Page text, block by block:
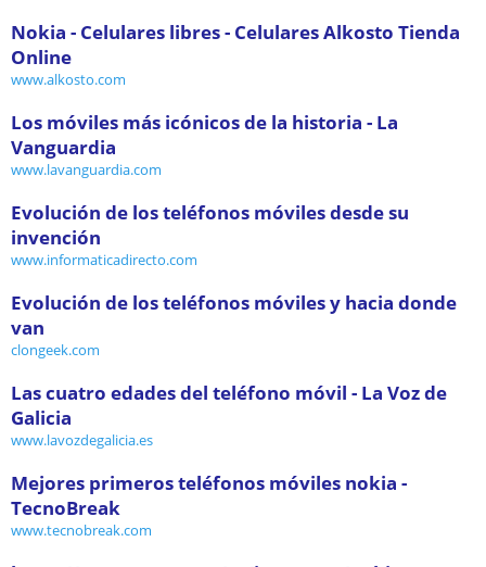
Nokia - Celulares libres - Celulares Alkosto Tienda
Online
www.alkosto.com
Los móviles más icónicos de la historia - La
Vanguardia
www.lavanguardia.com
Evolución de los teléfonos móviles desde su
invención
www.informaticadirecto.com
Evolución de los teléfonos móviles y hacia donde
van
clongeek.com
Las cuatro edades del teléfono móvil - La Voz de
Galicia
www.lavozdegalicia.es
Mejores primeros teléfonos móviles nokia -
TecnoBreak
www.tecnobreak.com